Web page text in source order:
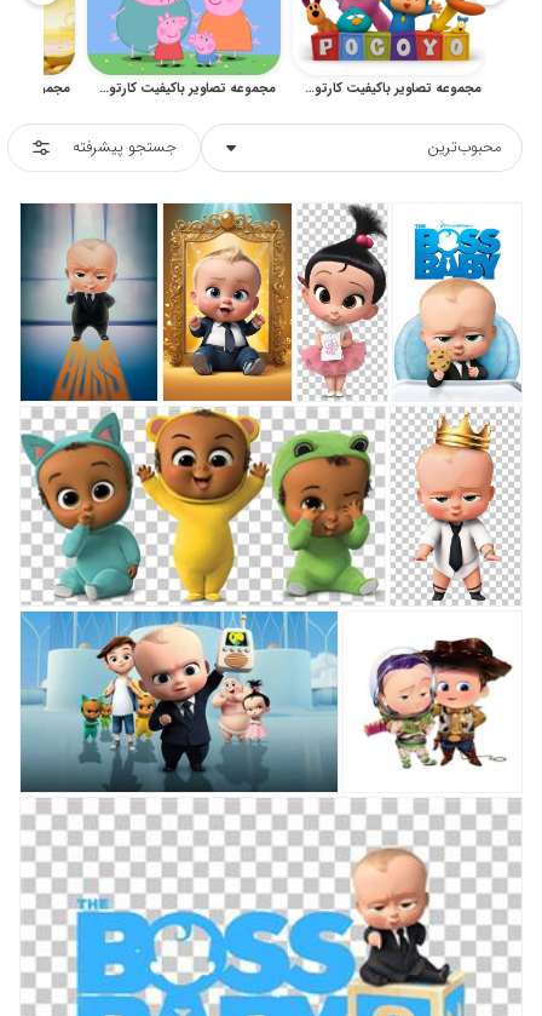
مجموعه تصاویر باکیفیت کارتون پوکویو برای طراحی کودکانه مجموعه تصاویر باکیفیت کارتون پپاپیگ برای طراحی کودکانه
محبوب‌ترین جستجو پیشرفته